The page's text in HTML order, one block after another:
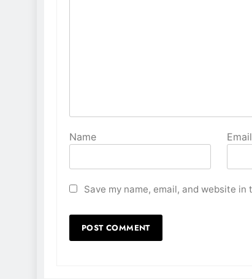
Name Email
Save my name, email, and website